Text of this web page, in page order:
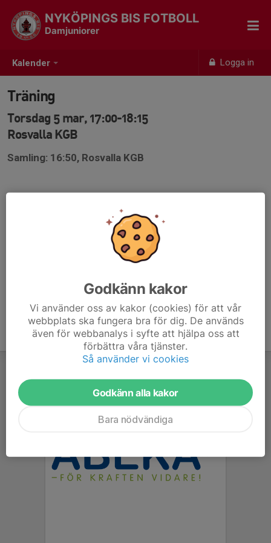
Kalender Logga in
NYKÖPINGS BIS FOTBOLL
Damjuniorer
Träning
Torsdag 5 mar, 17:00-18:15
Rosvalla KGB
Samling: 16:50, Rosvalla KGB
Godkänn kakor
Vi använder oss av kakor (cookies) för att vår
webbplats ska fungera bra för dig. De används
även för webbanalys i syfte att hjälpa oss att
förbättra våra tjänster.
Så använder vi cookies
Godkänn alla kakor
Bara nödvändiga